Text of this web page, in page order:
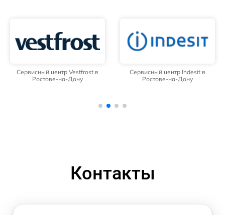
Сервисный центр Vestfrost в
Ростове-на-Дону
Сервисный центр Indesit в
Ростове-на-Дону
Контакты